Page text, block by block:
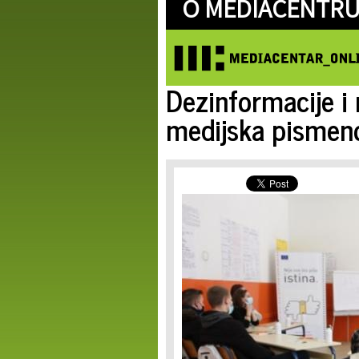
O
Dezinformacije
medijska